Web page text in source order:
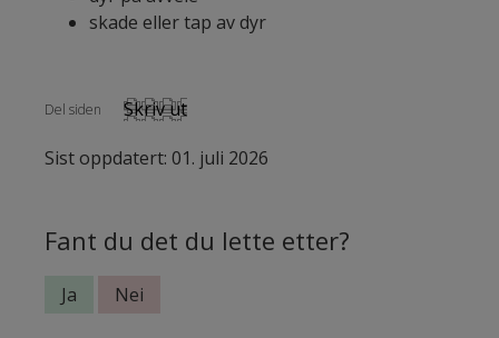
skade eller tap av dyr
Del siden
Skriv ut
Sist oppdatert: 01. juli 2026
Fant du det du lette etter?